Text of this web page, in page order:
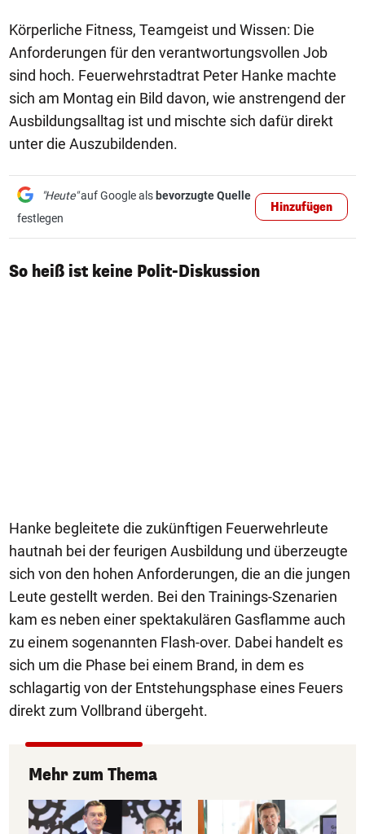
Körperliche Fitness, Teamgeist und Wissen: Die
Anforderungen für den verantwortungsvollen Job
sind hoch. Feuerwehrstadtrat Peter Hanke machte
sich am Montag ein Bild davon, wie anstrengend der
Ausbildungsalltag ist und mischte sich dafür direkt
unter die Auszubildenden.
"Heute"auf Google als bevorzugte Quelle
festlegen
Hinzufügen
So heiß ist keine Polit-Diskussion
Hanke begleitete die zukünftigen Feuerwehrleute
hautnah bei der feurigen Ausbildung und überzeugte
sich von den hohen Anforderungen, die an die jungen
Leute gestellt werden. Bei den Trainings-Szenarien
kam es neben einer spektakulären Gasflamme auch
zu einem sogenannten Flash-over. Dabei handelt es
sich um die Phase bei einem Brand, in dem es
schlagartig von der Entstehungsphase eines Feuers
direkt zum Vollbrand übergeht.
Mehr zum Thema